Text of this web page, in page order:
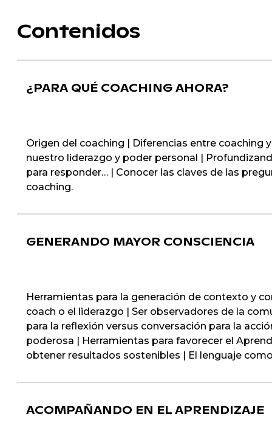
Contenidos
¿PARA QUÉ COACHING AHORA?
Origen del coaching | Diferencias entre coaching
nuestro liderazgo y poder personal |
para responder… | Conocer las claves de las
coaching.
GENERANDO MAYOR CONSCIENCIA
Herramientas para la generación de contexto y
coach o el liderazgo | Ser observadores de la
para la reflexión versus conversación para la
poderosa | Herramientas para favorecer el
obtener resultados sostenibles | El lenguaje
ACOMPAÑANDO EN EL APRENDIZAJE